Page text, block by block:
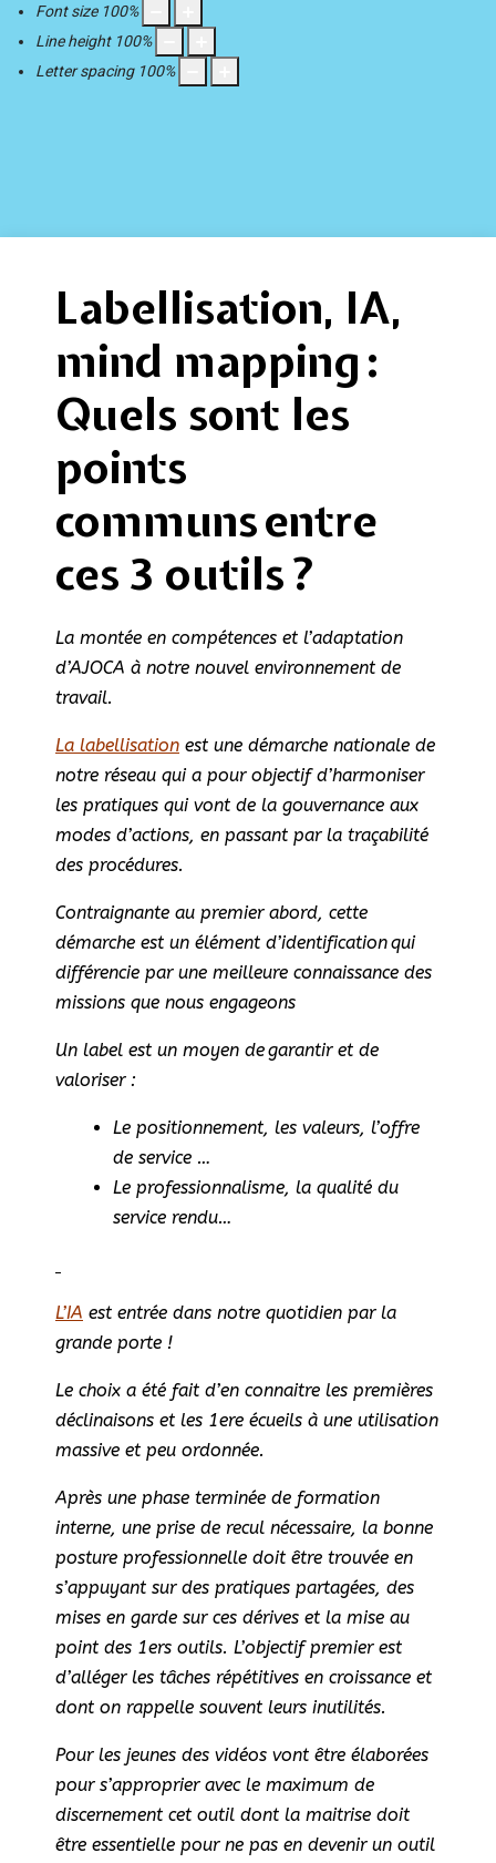
Font size 100%
Line height 100%
Letter spacing 100%
Labellisation, IA,
mind mapping :
Quels sont les
points
communs entre
ces 3 outils ?
La montée en compétences et l’adaptation
d’AJOCA à notre nouvel environnement de
travail.
La labellisation est une démarche nationale de
notre réseau qui a pour objectif d’harmoniser
les pratiques qui vont de la gouvernance aux
modes d’actions, en passant par la traçabilité
des procédures.
Contraignante au premier abord, cette
démarche est un élément d’identification qui
différencie par une meilleure connaissance des
missions que nous engageons
Un label est un moyen de garantir et de
valoriser :
Le positionnement, les valeurs, l’offre
de service …
Le professionnalisme, la qualité du
service rendu…
L’IA est entrée dans notre quotidien par la
grande porte !
Le choix a été fait d’en connaitre les premières
déclinaisons et les 1ere écueils à une utilisation
massive et peu ordonnée.
Après une phase terminée de formation
interne, une prise de recul nécessaire, la bonne
posture professionnelle doit être trouvée en
s’appuyant sur des pratiques partagées, des
mises en garde sur ces dérives et la mise au
point des 1ers outils. L’objectif premier est
d’alléger les tâches répétitives en croissance et
dont on rappelle souvent leurs inutilités.
Pour les jeunes des vidéos vont être élaborées
pour s’approprier avec le maximum de
discernement cet outil dont la maitrise doit
être essentielle pour ne pas en devenir un outil